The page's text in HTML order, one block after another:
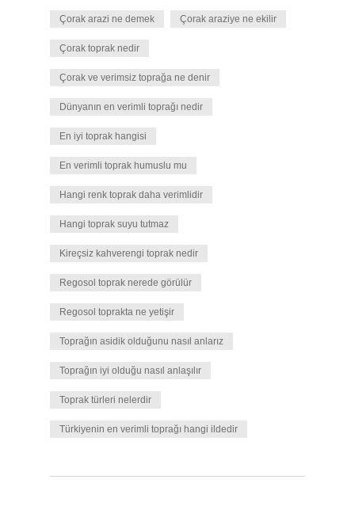
Çorak arazi ne demek Çorak araziye ne ekilir
Çorak toprak nedir
Çorak ve verimsiz toprağa ne denir
Dünyanın en verimli toprağı nedir
En iyi toprak hangisi
En verimli toprak humuslu mu
Hangi renk toprak daha verimlidir
Hangi toprak suyu tutmaz
Kireçsiz kahverengi toprak nedir
Regosol toprak nerede görülür
Regosol toprakta ne yetişir
Toprağın asidik olduğunu nasıl anlarız
Toprağın iyi olduğu nasıl anlaşılır
Toprak türleri nelerdir
Türkiyenin en verimli toprağı hangi ildedir